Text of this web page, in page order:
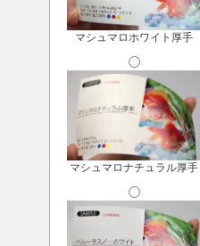
マシュマロホワイト厚手
マシュマロナチュラル厚手